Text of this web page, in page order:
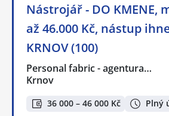
Nástrojář - DO KMENE,
až 46.000 Kč, nástup
KRNOV (100)
Personal fabric - agentura…
Krnov
36 000 – 46 000 Kč Plný